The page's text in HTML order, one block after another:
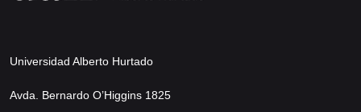
Universidad Alberto Hurtado
Avda. Bernardo O’Higgins 1825